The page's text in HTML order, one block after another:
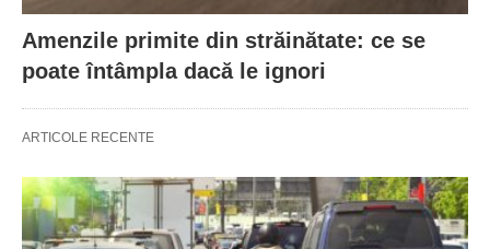
Amenzile primite din străinătate: ce se
poate întâmpla dacă le ignori
ARTICOLE RECENTE